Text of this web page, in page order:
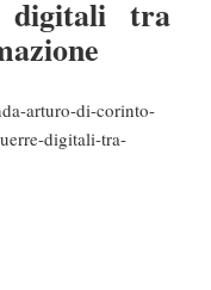
digitali tra
arturo-di-corinto-
digitali-tra-